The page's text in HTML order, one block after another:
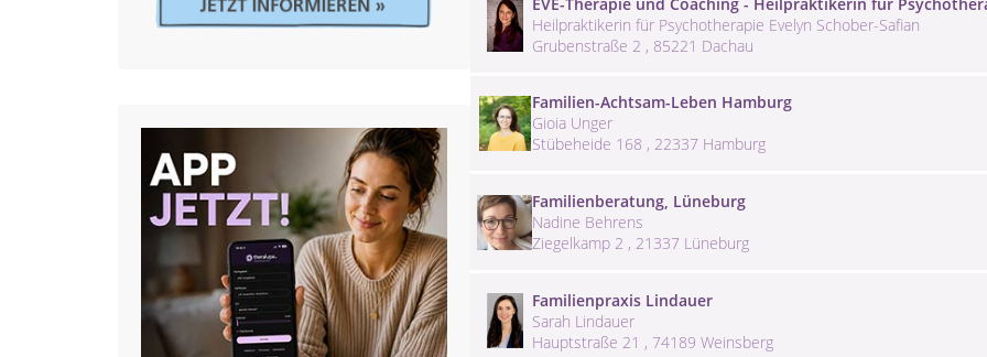
Heilpraktikerin für Psychotherapie Evelyn Schober-Safian
Grubenstraße 2 , 85221 Dachau
Familien-Achtsam-Leben Hamburg
Gioia Unger
Stübeheide 168 , 22337 Hamburg
Familienberatung, Lüneburg
Nadine Behrens
Ziegelkamp 2 , 21337 Lüneburg
Familienpraxis Lindauer
Sarah Lindauer
Hauptstraße 21 , 74189 Weinsberg